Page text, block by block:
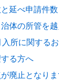
集します
延べ申請件
体の所管を越
所に関する
る方へ
廃止となりま